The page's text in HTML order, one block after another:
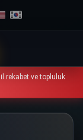
rekabet ve topluluk